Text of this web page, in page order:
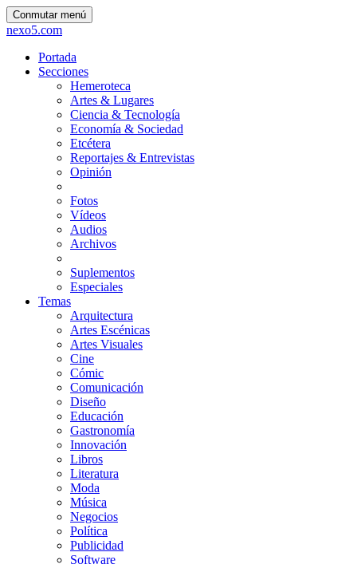
Conmutar menú
nexo5.com
Portada
Secciones
Hemeroteca
Artes & Lugares
Ciencia & Tecnología
Economía & Sociedad
Etcétera
Reportajes & Entrevistas
Opinión
Fotos
Vídeos
Audios
Archivos
Suplementos
Especiales
Temas
Arquitectura
Artes Escénicas
Artes Visuales
Cine
Cómic
Comunicación
Diseño
Educación
Gastronomía
Innovación
Libros
Literatura
Moda
Música
Negocios
Política
Publicidad
Software